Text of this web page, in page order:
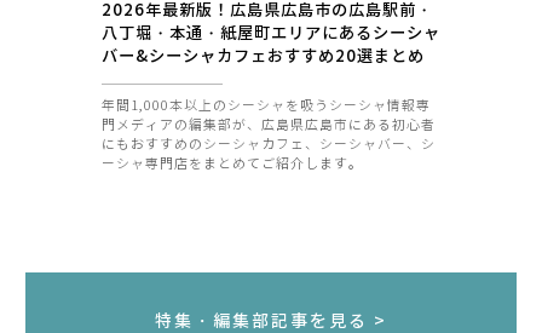
2026年最新版！広島県広島市の広島駅前・
八丁堀・本通・紙屋町エリアにあるシーシャ
バー&シーシャカフェおすすめ20選まとめ
年間1,000本以上のシーシャを吸うシーシャ情報専
門メディアの編集部が、広島県広島市にある初心者
にもおすすめのシーシャカフェ、シーシャバー、シ
ーシャ専門店をまとめてご紹介します。
特集・編集部記事を見る >